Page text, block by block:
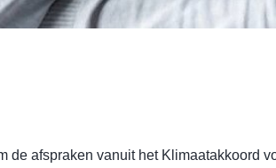
afspraken vanuit het Klimaatakkoord